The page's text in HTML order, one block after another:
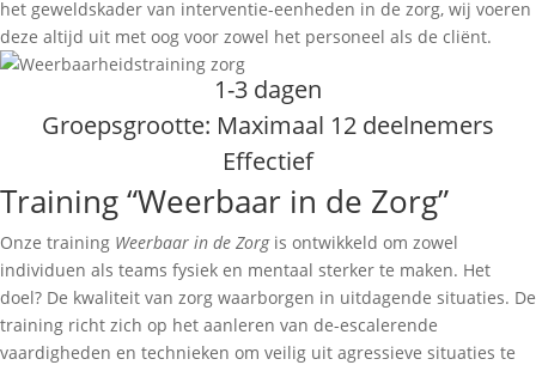
het geweldskader van interventie-eenheden in de zorg, wij voeren
deze altijd uit met oog voor zowel het personeel als de cliënt.
1-3 dagen
Groepsgrootte: Maximaal 12 deelnemers
Effectief
Training “Weerbaar in de Zorg”
Onze training Weerbaar in de Zorgis ontwikkeld om zowel
individuen als teams fysiek en mentaal sterker te maken. Het
doel? De kwaliteit van zorg waarborgen in uitdagende situaties. De
training richt zich op het aanleren van de-escalerende
vaardigheden en technieken om veilig uit agressieve situaties te